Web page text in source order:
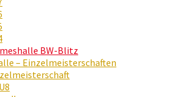
BW-Blitz
– Einzelmeisterschaften